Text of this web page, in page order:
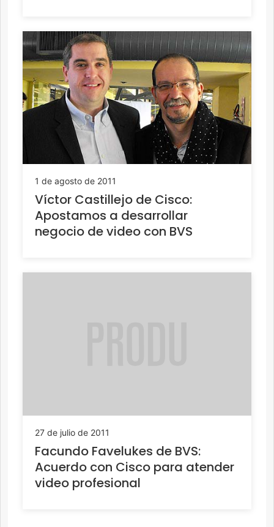
1 de agosto de 2011
Víctor Castillejo de Cisco:
Apostamos a desarrollar
negocio de video con BVS
27 de julio de 2011
Facundo Favelukes de BVS:
Acuerdo con Cisco para atender
video profesional